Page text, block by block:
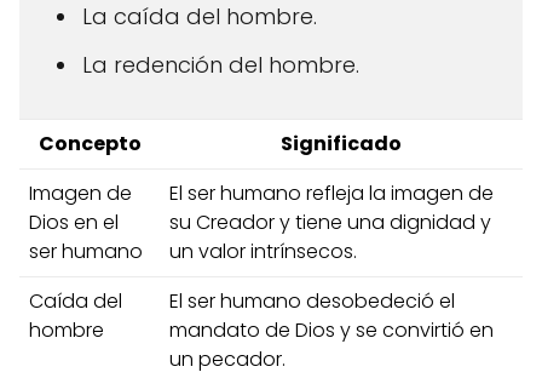
La caída del hombre.
La redención del hombre.
Concepto
Significado
Imagen de
Dios en el
ser humano
El ser humano refleja la imagen de
su Creador y tiene una dignidad y
un valor intrínsecos.
Caída del
hombre
El ser humano desobedeció el
mandato de Dios y se convirtió en
un pecador.